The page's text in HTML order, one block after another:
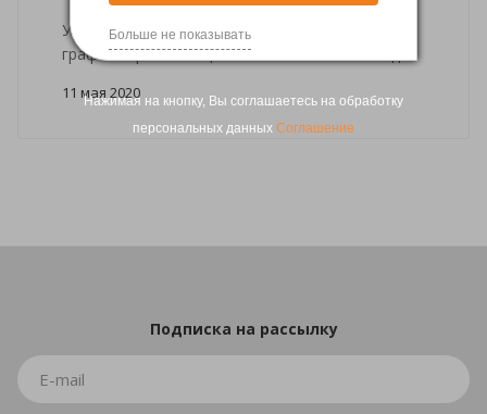
Больше не показывать
Нажимая на кнопку, Вы соглашаетесь на обработку
персональных данных Соглашение
Уважаемые пациенты, информируем вас о
графике приема пациентов с 12 мая 2020 года.
11 мая 2020
Подписка на рассылку